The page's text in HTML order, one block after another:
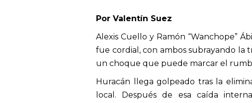
Por Valentín Suez
Alexis Cuello y Ramón “Wanchope”
fue cordial, con ambos subrayando la
un choque que puede marcar el
Huracán llega golpeado tras la
local. Después de esa caída